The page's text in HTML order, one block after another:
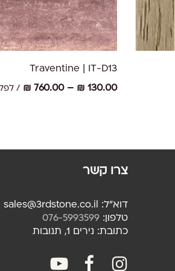
בחר
למוצר
זה
מספר
סוגים.
בעמוד
המוצר
Traventine | IT-D13
₪ 130.00
–
₪ 760.00
טווח
/
צרו קשר
דוא"ל: sales@3rdstone.co.il
טלפון: 076-5993599
כתובת: נירים 1, תנובות
youtubefacebook